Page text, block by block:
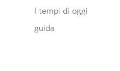
I tempi di oggi
guida